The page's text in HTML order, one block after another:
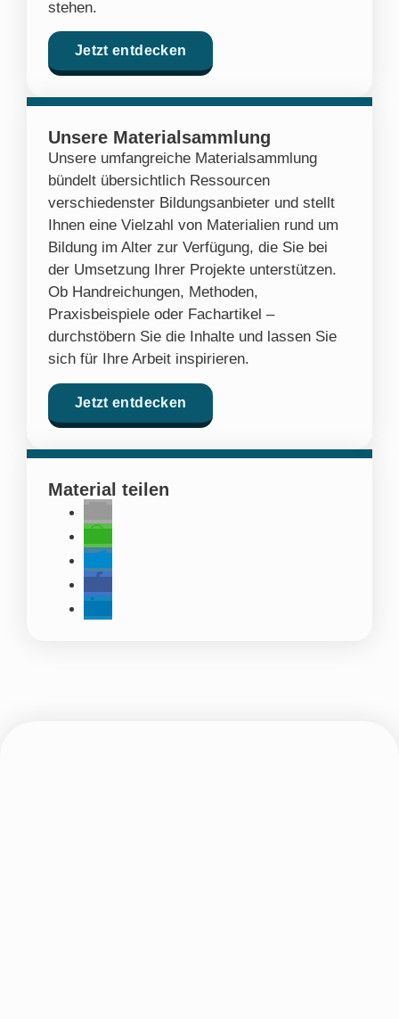
stehen.
Jetzt entdecken
Unsere Materialsammlung
Unsere umfangreiche Materialsammlung
bündelt übersichtlich Ressourcen
verschiedenster Bildungsanbieter und stellt
Ihnen eine Vielzahl von Materialien rund um
Bildung im Alter zur Verfügung, die Sie bei
der Umsetzung Ihrer Projekte unterstützen.
Ob Handreichungen, Methoden,
Praxisbeispiele oder Fachartikel –
durchstöbern Sie die Inhalte und lassen Sie
sich für Ihre Arbeit inspirieren.
Jetzt entdecken
Material teilen